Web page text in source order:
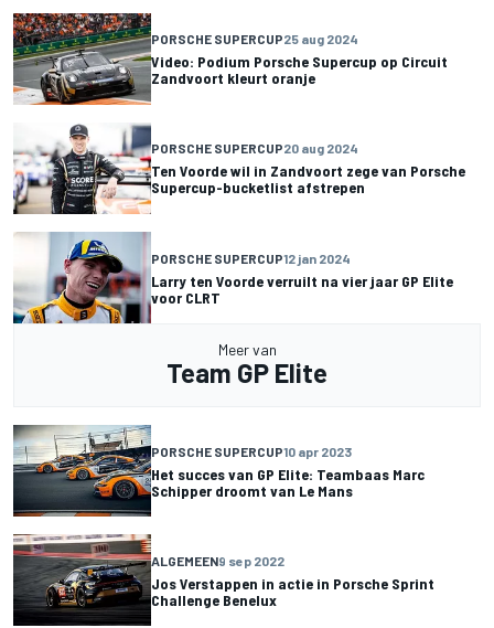
PORSCHE SUPERCUP25 aug 2024
Video: Podium Porsche Supercup op Circuit
Zandvoort kleurt oranje
PORSCHE SUPERCUP20 aug 2024
Ten Voorde wil in Zandvoort zege van Porsche
Supercup-bucketlist afstrepen
PORSCHE SUPERCUP12 jan 2024
Larry ten Voorde verruilt na vier jaar GP Elite
voor CLRT
Meer van
Team GP Elite
PORSCHE SUPERCUP10 apr 2023
Het succes van GP Elite: Teambaas Marc
Schipper droomt van Le Mans
ALGEMEEN9 sep 2022
Jos Verstappen in actie in Porsche Sprint
Challenge Benelux